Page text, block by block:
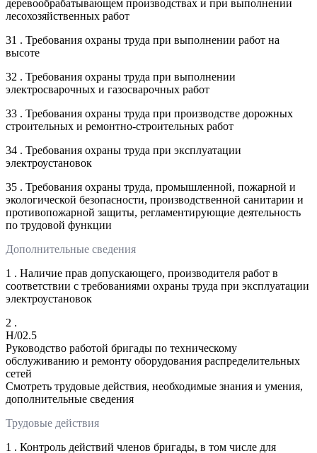
деревообрабатывающем производствах и при выполнении
лесохозяйственных работ
31 . Требования охраны труда при выполнении работ на
высоте
32 . Требования охраны труда при выполнении
электросварочных и газосварочных работ
33 . Требования охраны труда при производстве дорожных
строительных и ремонтно-строительных работ
34 . Требования охраны труда при эксплуатации
электроустановок
35 . Требования охраны труда, промышленной, пожарной и
экологической безопасности, производственной санитарии и
противопожарной защиты, регламентирующие деятельность
по трудовой функции
Дополнительные сведения
1 . Наличие прав допускающего, производителя работ в
соответствии с требованиями охраны труда при эксплуатации
электроустановок
2 .
H/02.5
Руководство работой бригады по техническому
обслуживанию и ремонту оборудования распределительных
сетей
Смотреть трудовые действия, необходимые знания и умения,
дополнительные сведения
Трудовые действия
1 . Контроль действий членов бригады, в том числе для